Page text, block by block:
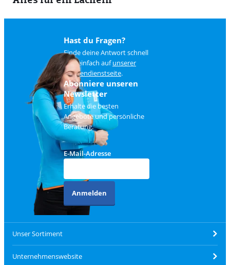
Hast du Fragen?
Finde deine Antwort schnell
und einfach aufunserer
Kundendienstseite.
Abonniere unseren
Newsletter
Erhalte die besten
Angebote und persönliche
Beratung.
E-Mail-Adresse
Anmelden
Unser Sortiment
Unternehmenswebsite